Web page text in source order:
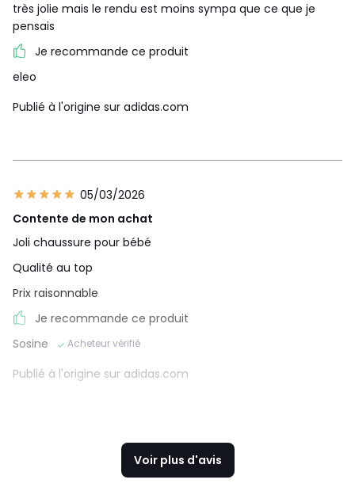
très jolie mais le rendu est moins sympa que ce que je
pensais
Je recommande ce produit
eleo
Publié à l'origine sur adidas.com
05/03/2026
Contente de mon achat
Joli chaussure pour bébé
Qualité au top
Prix raisonnable
Je recommande ce produit
Sosine
Acheteur vérifié
Publié à l'origine sur adidas.com
Voir plus d'avis